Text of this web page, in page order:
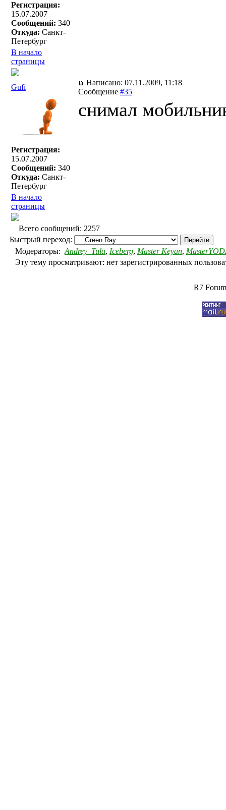
Регистрация:
15.07.2007
Сообщений: 340
Откуда: Санкт-
Петербург
В начало
страницы
Gufi
Написано: 07.11.2009, 11:18
Сообщение #35
Регистрация:
15.07.2007
Сообщений: 340
Откуда: Санкт-
Петербург
снимал
В начало
страницы
Всего сообщений: 2257
Быстрый переход:
Модераторы: Andrey_Tula, Iceberg, Master Keyan,
Эту тему просматривают: нет зарегистрированных
R7